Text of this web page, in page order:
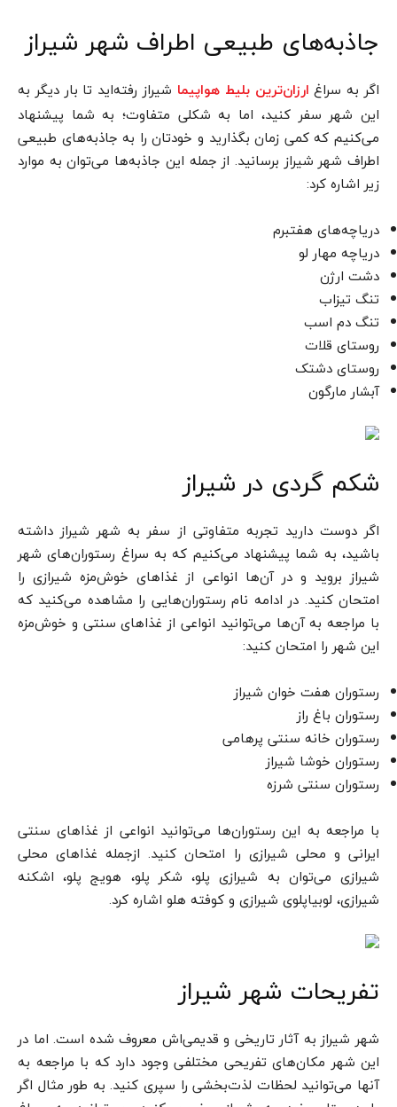
جاذبه‌های طبیعی اطراف شهر شیراز
اگر به سراغ ارزان‌ترین بلیط هواپیما شیراز رفته‌اید تا بار دیگر به
این شهر سفر کنید، اما به شکلی متفاوت؛ به شما پیشنهاد
می‌کنیم که کمی زمان بگذارید و خودتان را به جاذبه‌های طبیعی
اطراف شهر شیراز برسانید. از جمله این جاذبه‌ها می‌توان به موارد
زیر اشاره کرد:
دریاچه‌های هفت­برم
دریاچه مهار لو
دشت ارژن
تنگ تیزاب
تنگ دم اسب
روستای قلات
روستای دشتک
آبشار مارگون
شکم گردی در شیراز
اگر دوست دارید تجربه متفاوتی از سفر به شهر شیراز داشته
باشید، به شما پیشنهاد می‌کنیم که به سراغ رستوران‌های شهر
شیراز بروید و در آن‌ها انواعی از غذاهای خوش‌مزه شیرازی را
امتحان کنید. در ادامه نام رستوران‌هایی را مشاهده می‌کنید که
با مراجعه به آن‌ها می‌توانید انواعی از غذاهای سنتی و خوش‌مزه
این شهر را امتحان کنید:
رستوران هفت خوان شیراز
رستوران باغ راز
رستوران خانه سنتی پرهامی
رستوران خوشا شیراز
رستوران سنتی شرزه
با مراجعه به این رستوران‌ها می‌توانید انواعی از غذاهای سنتی
ایرانی و محلی شیرازی را امتحان کنید. ازجمله غذاهای محلی
شیرازی می‌توان به شیرازی پلو، شکر پلو، هویج پلو، اشکنه
شیرازی، لوبیاپلوی شیرازی و کوفته هلو اشاره کرد.
تفریحات شهر شیراز
شهر شیراز به آثار تاریخی و قدیمی‌اش معروف شده است. اما در
این شهر مکان‌های تفریحی مختلفی وجود دارد که با مراجعه به
آن­ها می‌توانید لحظات لذت‌بخشی را سپری کنید. به طور مثال اگر